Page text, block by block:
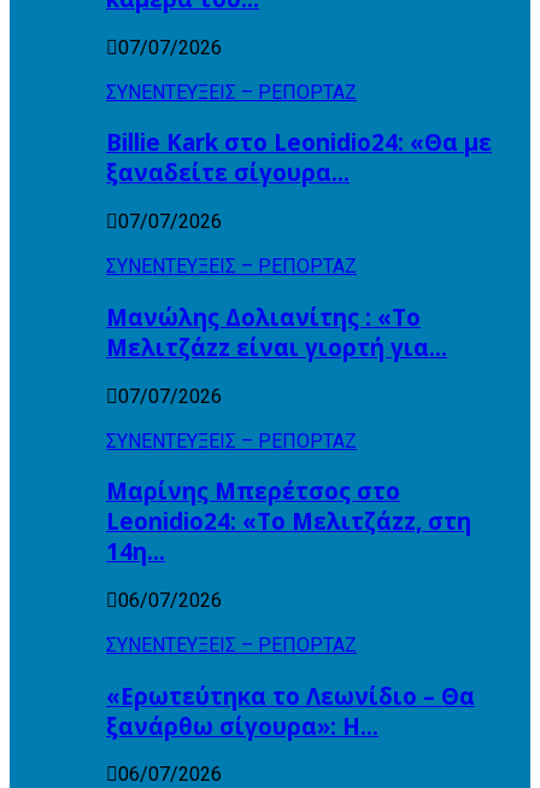
07/07/2026
ΣΥΝΕΝΤΕΥΞΕΙΣ – ΡΕΠΟΡΤΑΖ
Billie Kark στο Leonidio24: «Θα με
ξαναδείτε σίγουρα…
07/07/2026
ΣΥΝΕΝΤΕΥΞΕΙΣ – ΡΕΠΟΡΤΑΖ
Μανώλης Δολιανίτης : «Το
Μελιτζάzz είναι γιορτή για…
07/07/2026
ΣΥΝΕΝΤΕΥΞΕΙΣ – ΡΕΠΟΡΤΑΖ
Μαρίνης Μπερέτσος στο
Leonidio24: «Το Μελιτζάzz, στη
14η…
06/07/2026
ΣΥΝΕΝΤΕΥΞΕΙΣ – ΡΕΠΟΡΤΑΖ
«Ερωτεύτηκα το Λεωνίδιο – Θα
ξανάρθω σίγουρα»: Η…
06/07/2026